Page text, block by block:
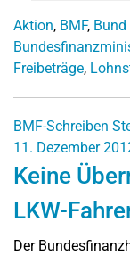
Aktion, BMF, Bund
Freibeträge,
BMF-Schreiben
11. Dezember
Keine
LKW-
Der